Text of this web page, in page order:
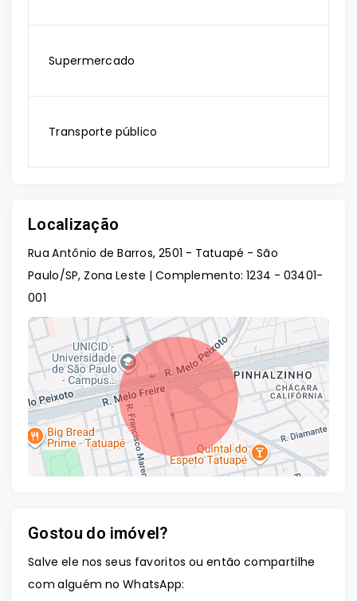
Supermercado
Transporte público
Localização
Rua Antônio de Barros, 2501 - Tatuapé - São
Paulo/SP, Zona Leste | Complemento: 1234 - 03401-
001
Gostou do imóvel?
Salve ele nos seus favoritos ou então compartilhe
com alguém no WhatsApp: